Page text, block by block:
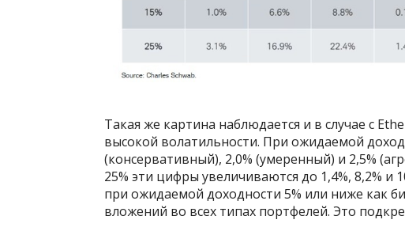
Такая же картина наблюдается и в случае с
высокой волатильности. При ожидаемой
(консервативный), 2,0% (умеренный) и 2,5%
25% эти цифры увеличиваются до 1,4%, 8,2% и
при ожидаемой доходности 5% или ниже как
вложений во всех типах портфелей. Это